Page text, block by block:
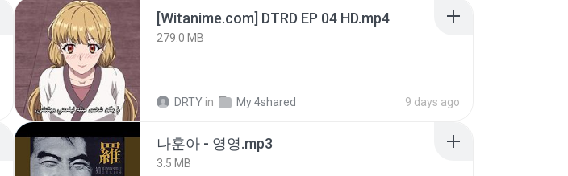
[Witanime.com] DTRD EP 04 HD.mp4
279.0 MB
DRTY in My 4shared 9 days ago
나훈아 - 영영.mp3
3.5 MB